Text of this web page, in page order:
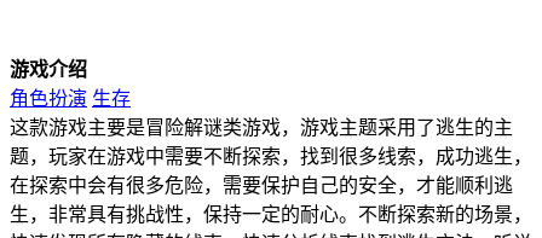
游戏介绍
角色扮演 生存
这款游戏主要是冒险解谜类游戏，游戏主题采用了逃生的主
题，玩家在游戏中需要不断探索，找到很多线索，成功逃生，
在探索中会有很多危险，需要保护自己的安全，才能顺利逃
生，非常具有挑战性，保持一定的耐心。不断探索新的场景，